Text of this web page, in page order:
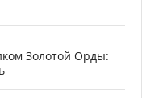
Золотой Орды: